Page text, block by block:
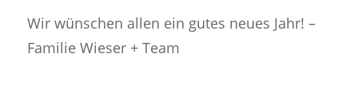
Wir wünschen allen ein gutes neues Jahr! –
Familie Wieser + Team